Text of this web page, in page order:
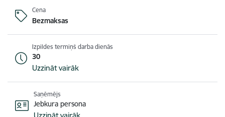
Cena
Bezmaksas
Izpildes termiņš darba dienās
30
Uzzināt vairāk
Saņēmējs
Jebkura persona